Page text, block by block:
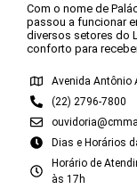
Com o nome de
passou a funcionar
diversos setores do
conforto para
Avenida Antônio
(22) 2796-7800
Dias e Horários
Horário de
às 17h